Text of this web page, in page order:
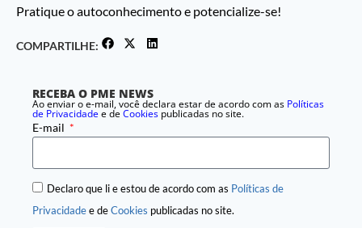
Pratique o autoconhecimento e potencialize-se!
COMPARTILHE:
RECEBA O PME NEWS
Ao enviar o e-mail, você declara estar de acordo com as Políticas
de Privacidadee deCookies publicadas no site.
E-mail
Declaro que li e estou de acordo com as Políticas de
Privacidadee deCookies publicadas no site.